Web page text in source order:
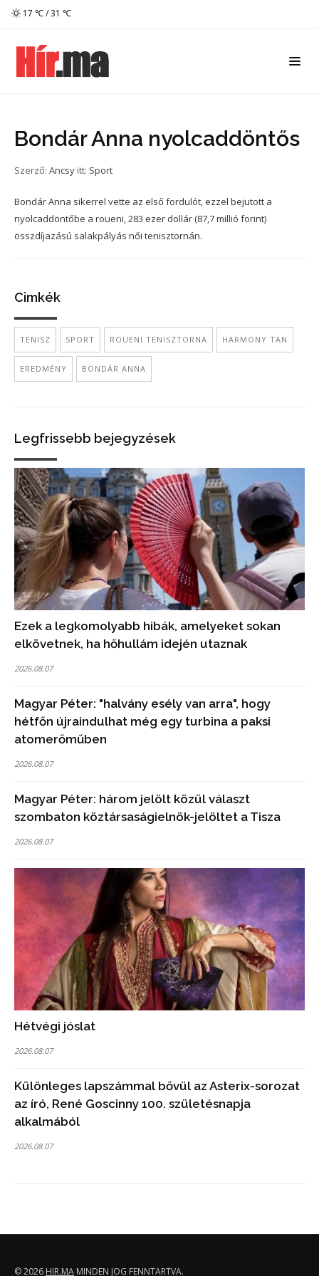
17 ℃ / 31 ℃
Bondár Anna nyolcaddöntős
Szerző: Ancsy itt: Sport
Bondár Anna sikerrel vette az első fordulót, ezzel bejutott a
nyolcaddöntőbe a roueni, 283 ezer dollár (87,7 millió forint)
összdíjazású salakpályás női tenisztornán.
Cimkék
TENISZ SPORT ROUENI TENISZTORNA HARMONY TAN
EREDMÉNY BONDÁR ANNA
Legfrissebb bejegyzések
Ezek a legkomolyabb hibák, amelyeket sokan
elkövetnek, ha hőhullám idején utaznak
2026.08.07
Magyar Péter: "halvány esély van arra", hogy
hétfőn újraindulhat még egy turbina a paksi
atomerőműben
2026.08.07
Magyar Péter: három jelölt közül választ
szombaton köztársaságielnök-jelöltet a Tisza
2026.08.07
Hétvégi jóslat
2026.08.07
Különleges lapszámmal bővül az Asterix-sorozat
az író, René Goscinny 100. születésnapja
alkalmából
2026.08.07
© 2026 HIR.MA MINDEN JOG FENNTARTVA.